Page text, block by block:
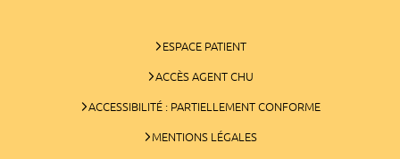
ESPACE PATIENT
ACCÈS AGENT CHU
ACCESSIBILITÉ : PARTIELLEMENT CONFORME
MENTIONS LÉGALES